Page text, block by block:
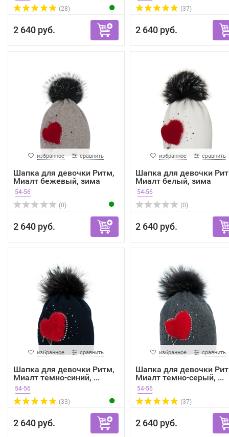
(28)
2 640 руб.
(37)
2 640 руб.
избранное сравнить
Шапка для девочки Ритм,
Миалт бежевый, зима
54-56
(0)
2 640 руб.
избранное сравнить
Шапка для девочки
Миалт белый, зима
54-56
(0)
2 640 руб.
избранное сравнить
Шапка для девочки Ритм,
Миалт темно-синий, ...
54-56
(33)
2 640 руб.
избранное сравнить
Шапка для девочки
Миалт темно-серый, ...
54-56
(37)
2 640 руб.